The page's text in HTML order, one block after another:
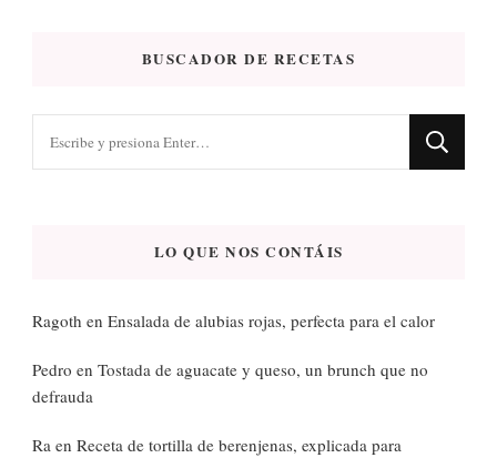
BUSCADOR DE RECETAS
LO QUE NOS CONTÁIS
Ragoth en Ensalada de alubias rojas, perfecta para el calor
Pedro en Tostada de aguacate y queso, un brunch que no
defrauda
Ra en Receta de tortilla de berenjenas, explicada para